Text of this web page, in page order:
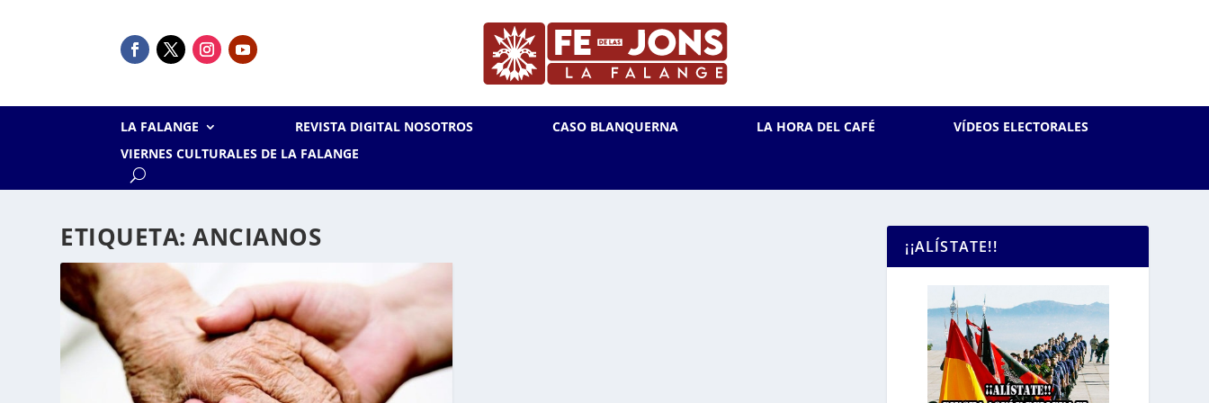
LA FALANGE REVISTA DIGITAL NOSOTROS CASO BLANQUERNA LA HORA DEL CAFÉ
VÍDEOS ELECTORALES
VIERNES CULTURALES DE LA FALANGE
ETIQUETA:ANCIANOS ¡¡ALÍSTATE!!